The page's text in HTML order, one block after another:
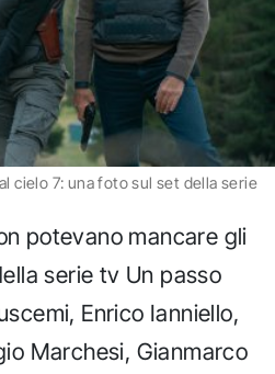
cielo 7: una foto sul set della serie
potevano mancare gli
serie tv Un passo
Enrico Ianniello,
Marchesi, Gianmarco